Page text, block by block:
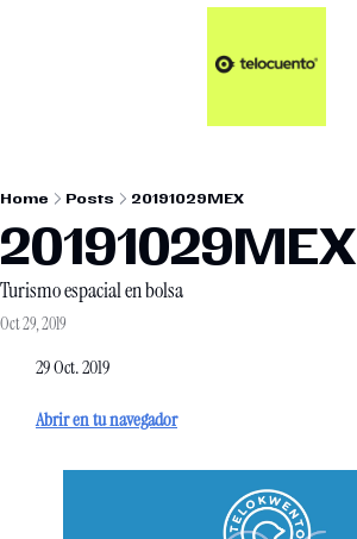
Artículos 📑
Plus 💎
Home Posts 20191029MEX
20191029MEX
Turismo espacial en bolsa
Oct 29, 2019
29 Oct. 2019
Abrir en tu navegador